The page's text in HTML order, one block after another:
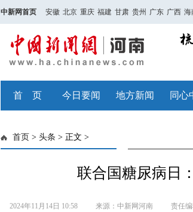
中新网首页 安徽 北京 重庆 福建 甘肃 贵州 广东 广西 海
首 页 今日要闻 地方新闻 同心
首页 > 头条 > 正文 >
联合国糖尿病日
2024年11月14日 10:58 来源：中新网河南 责任